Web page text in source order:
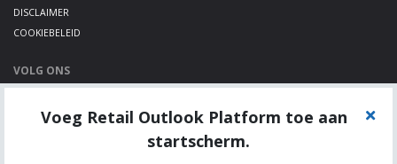
DISCLAIMER
COOKIEBELEID
VOLG ONS
TWITTER
Voeg Retail Outlook Platform toe aan
startscherm.